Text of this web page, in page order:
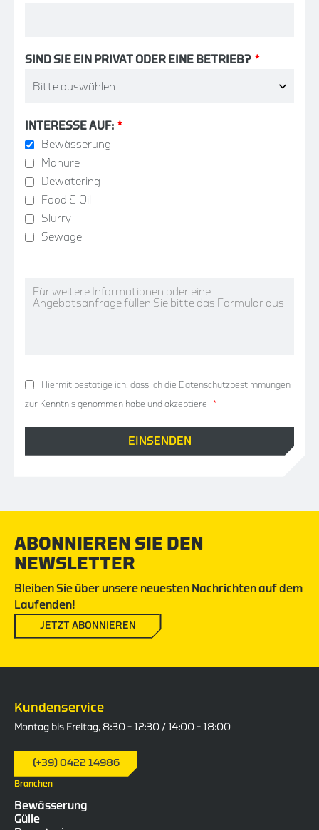
SIND SIE EIN PRIVAT ODER EINE BETRIEB? *
INTERESSE AUF: *
Bewässerung
Manure
Dewatering
Food & Oil
Slurry
Sewage
Hiermit bestätige ich, dass ich die Datenschutzbestimmungen
zur Kenntnis genommen habe und akzeptiere *
ABONNIEREN SIE DEN
NEWSLETTER
Bleiben Sie über unsere neuesten Nachrichten auf dem
Laufenden!
JETZT ABONNIEREN
Kundenservice
Montag bis Freitag, 8:30 – 12:30 / 14:00 – 18:00
(+39) 0422 14986
Branchen
Bewässerung
Gülle